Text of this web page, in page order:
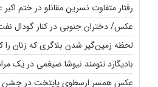
رفتار متفاوت نسرین مقانلو در ختم
عکس/ دختران جنوبی در کنار گودال
لحظه زمین‌گیر شدن بلاگری که زنان
بادیگارد تنومند نیوشا ضیغمی در یک
عکس همسر ارسطوی پایتخت در